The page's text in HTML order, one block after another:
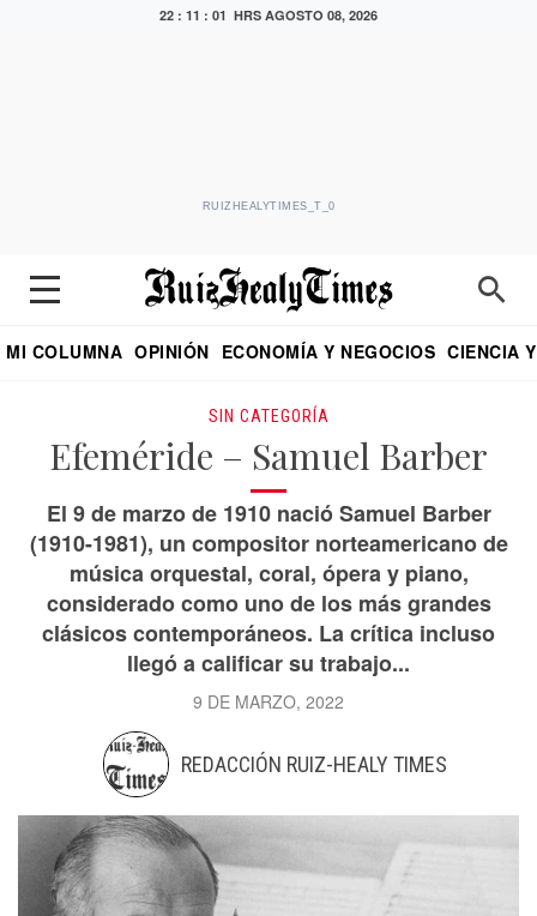
22 : 11 : 02 HRS AGOSTO 08, 2026
RUIZHEALYTIMES_T_0
MI COLUMNA OPINIÓN ECONOMÍA Y NEGOCIOS CIENCIA
SIN CATEGORÍA
Efeméride – Samuel Barber
El 9 de marzo de 1910 nació Samuel Barber
(1910-1981), un compositor norteamericano de
música orquestal, coral, ópera y piano,
considerado como uno de los más grandes
clásicos contemporáneos. La crítica incluso
llegó a calificar su trabajo...
9 DE MARZO, 2022
REDACCIÓN RUIZ-HEALY TIMES